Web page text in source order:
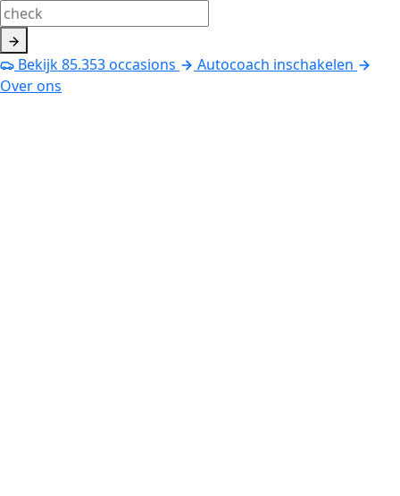
Bekijk85.353occasions
Autocoach inschakelen
Over ons